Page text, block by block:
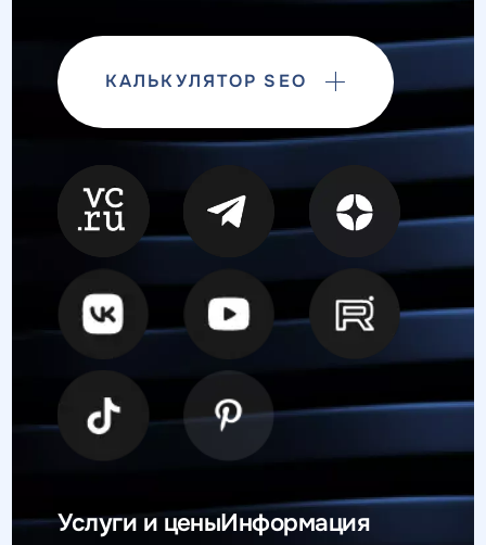
КАЛЬКУЛЯТОР SEO
Услуги и ценыИнформация